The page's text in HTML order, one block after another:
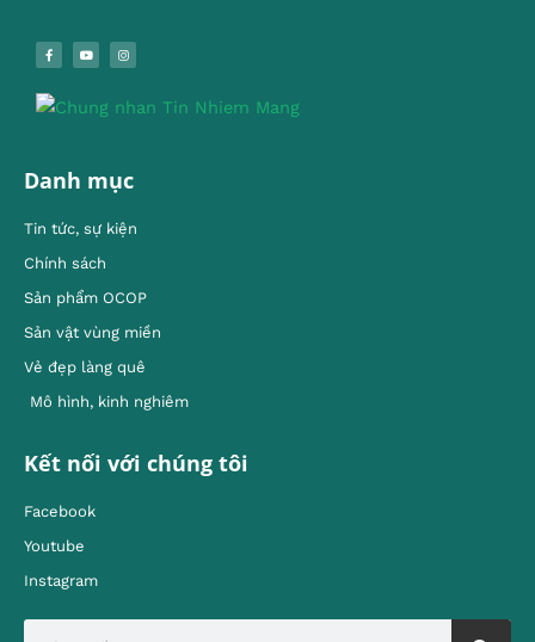
Danh mục
Tin tức, sự kiện
Chính sách
Sản phẩm OCOP
Sản vật vùng miền
Vẻ đẹp làng quê
Mô hình, kinh nghiêm
Kết nối với chúng tôi
Facebook
Youtube
Instagram